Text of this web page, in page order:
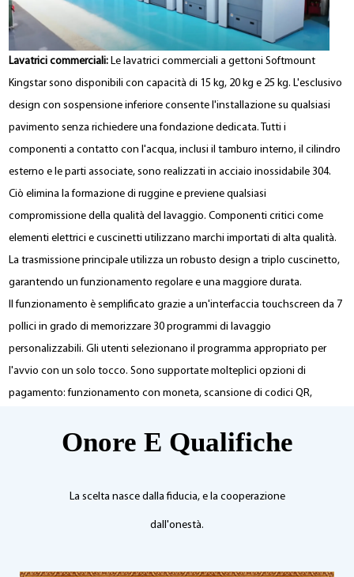
Lavatrici commerciali: Le lavatrici commerciali a gettoni Softmount
Kingstar sono disponibili con capacità di 15 kg, 20 kg e 25 kg. L'esclusivo
design con sospensione inferiore consente l'installazione su qualsiasi
pavimento senza richiedere una fondazione dedicata. Tutti i
componenti a contatto con l'acqua, inclusi il tamburo interno, il cilindro
esterno e le parti associate, sono realizzati in acciaio inossidabile 304.
Ciò elimina la formazione di ruggine e previene qualsiasi
compromissione della qualità del lavaggio. Componenti critici come
elementi elettrici e cuscinetti utilizzano marchi importati di alta qualità.
La trasmissione principale utilizza un robusto design a triplo cuscinetto,
garantendo un funzionamento regolare e una maggiore durata.
Il funzionamento è semplificato grazie a un'interfaccia touchscreen da 7
pollici in grado di memorizzare 30 programmi di lavaggio
personalizzabili. Gli utenti selezionano il programma appropriato per
l'avvio con un solo tocco. Sono supportate molteplici opzioni di
pagamento: funzionamento con moneta, scansione di codici QR,
pagamento centralizzati. Questa versatilità rende le unità adatte a
lavanderie automatiche, condomini, scuole, ospedali e vari altri
si rivolge a diversi gruppi di utenti, migliorando la comodità e offrendo
allo stesso tempo una flessibilità senza precedenti e costi operativi
Un tasso di disidratazione elevato riduce significativamente i tempi e i
Onore E Qualifiche
La scelta nasce dalla fiducia, e la cooperazione
dall'onestà.